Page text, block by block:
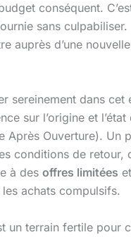
conséquent.
sans
auprès d’une
sereinement dans
sur l’origine et
Après Ouverture).
conditions de retour,
à des offres limitées
achats compulsifs.
un terrain fertile pour